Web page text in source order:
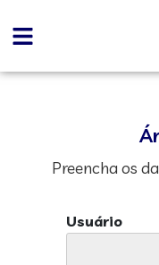
Preencha os
Usuário